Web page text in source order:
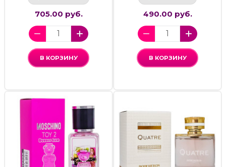
705.00 руб.
В КОРЗИНУ
490.00 руб.
В КОРЗИНУ